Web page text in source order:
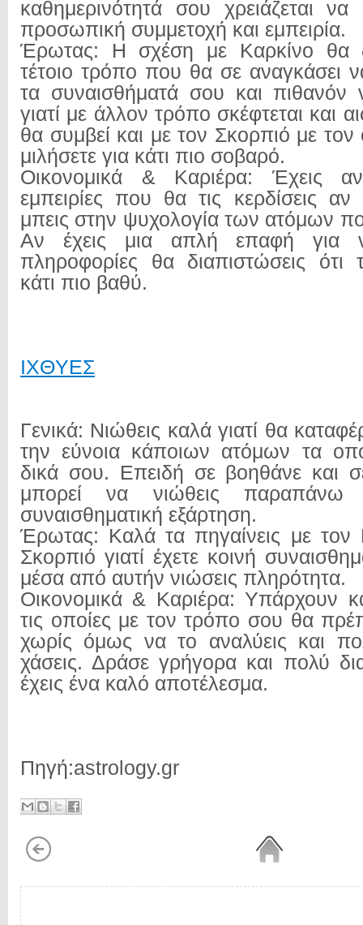
καθημερινότητά σου χρειάζεται να
προσωπική συμμετοχή και εμπειρία.
Έρωτας: Η σχέση με Καρκίνο θα
τέτοιο τρόπο που θα σε αναγκάσει
τα συναισθήματά σου και πιθανόν
γιατί με άλλον τρόπο σκέφτεται και
θα συμβεί και με τον Σκορπιό με
μιλήσετε για κάτι πιο σοβαρό.
Οικονομικά & Καριέρα: Έχεις
εμπειρίες που θα τις κερδίσεις
μπεις στην ψυχολογία των ατόμων
Αν έχεις μια απλή επαφή για
πληροφορίες θα διαπιστώσεις ότι
κάτι πιο βαθύ.
ΙΧΘYΕΣ
Γενικά: Νιώθεις καλά γιατί θα
την εύνοια κάποιων ατόμων τα
δικά σου. Επειδή σε βοηθάνε και
μπορεί να νιώθεις
συναισθηματική εξάρτηση.
Έρωτας: Καλά τα πηγαίνεις με τον
Σκορπιό γιατί έχετε κοινή
μέσα από αυτήν νιώσεις πληρότητα.
Οικονομικά & Καριέρα: Υπάρχουν
τις οποίες με τον τρόπο σου θα
χωρίς όμως να το αναλύεις και
χάσεις. Δράσε γρήγορα και πολύ
έχεις ένα καλό αποτέλεσμα.
Πηγή:astrology.gr